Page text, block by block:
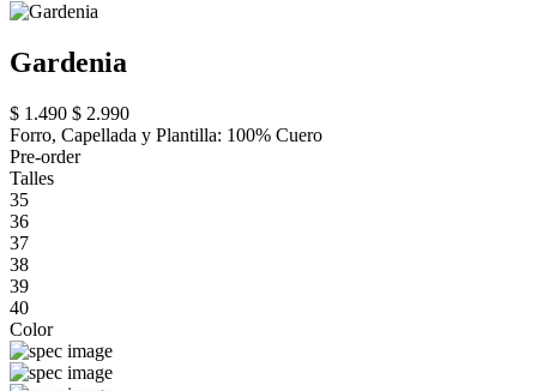
Gardenia
$ 1.490 $ 2.990
Forro, Capellada y Plantilla: 100% Cuero
Pre-order
Talles
35
36
37
38
39
40
Color